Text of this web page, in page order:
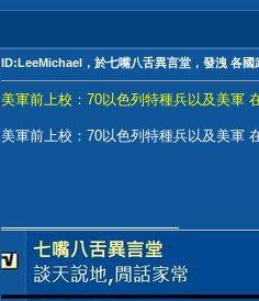
ID:LeeMichael，於七嘴八舌異言堂，發洩 各國
美軍前上校：70以色列特種兵以及美軍
美軍前上校：70以色列特種兵以及美軍